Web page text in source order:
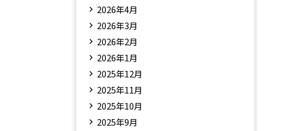
2026年4月
2026年3月
2026年2月
2026年1月
2025年12月
2025年11月
2025年10月
2025年9月